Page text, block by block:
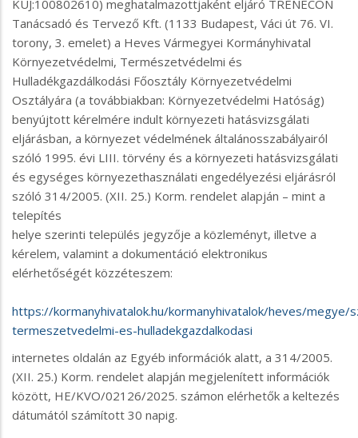
KÜJ:100802610) meghatalmazottjaként eljáró TRENECON
Tanácsadó és Tervező Kft. (1133 Budapest, Váci út 76. VI.
torony, 3. emelet) a Heves Vármegyei Kormányhivatal
Környezetvédelmi, Természetvédelmi és
Hulladékgazdálkodási Főosztály Környezetvédelmi
Osztályára (a továbbiakban: Környezetvédelmi Hatóság)
benyújtott kérelmére indult környezeti hatásvizsgálati
eljárásban, a környezet védelmének általánosszabályairól
szóló 1995. évi LIII. törvény és a környezeti hatásvizsgálati
és egységes környezethasználati engedélyezési eljárásról
szóló 314/2005. (XII. 25.) Korm. rendelet alapján – mint a
telepítés
helye szerinti település jegyzője a közleményt, illetve a
kérelem, valamint a dokumentáció elektronikus
elérhetőségét közzéteszem:
https://kormanyhivatalok.hu/kormanyhivatalok/heves/
termeszetvedelmi-es-hulladekgazdalkodasi
internetes oldalán az Egyéb információk alatt, a 314/2005.
(XII. 25.) Korm. rendelet alapján megjelenített információk
között, HE/KVO/02126/2025. számon elérhetők a keltezés
dátumától számított 30 napig.